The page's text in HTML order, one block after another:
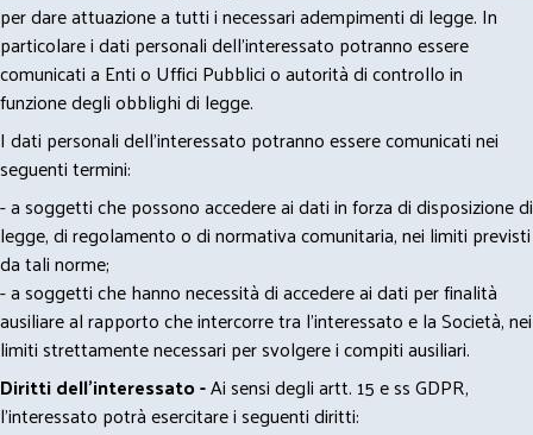
per dare attuazione a tutti i necessari adempimenti di legge. In
particolare i dati personali dell’interessato potranno essere
comunicati a Enti o Uffici Pubblici o autorità di controllo in
funzione degli obblighi di legge.
I dati personali dell’interessato potranno essere comunicati nei
seguenti termini:
- a soggetti che possono accedere ai dati in forza di disposizione di
legge, di regolamento o di normativa comunitaria, nei limiti previsti
da tali norme;
- a soggetti che hanno necessità di accedere ai dati per finalità
ausiliare al rapporto che intercorre tra l’interessato e la Società, nei
limiti strettamente necessari per svolgere i compiti ausiliari.
Diritti dell’interessato -Ai sensi degli artt. 15 e ss GDPR,
l’interessato potrà esercitare i seguenti diritti: